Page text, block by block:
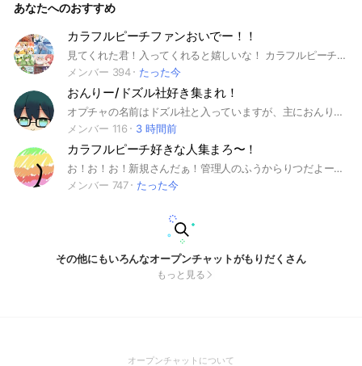
あなたへのおすすめ
カラフルピーチファンおいでー！！
見てくれた君！入ってくれると嬉しいな！ カラフルピーチ好きな人誰でもおいでー！カラピチの話や雑談、色々な話しよー！ みんなで仲良く話そ！ （雑談多い、ライト多い、即抜け・無言で抜ける×） 入ったらまず大事なノートを見てね！
メンバー 394
たった今
おんりー/ドズル社好き集まれ！
オプチャの名前はドズル社と入っていますが、主におんりーちゃん好きの方が入っています。もちろんドズル社好きの方も大歓迎です！ ドズル社に所属しているおんりーちゃんについて語るグループです！ もっともっと好きになりたい方 よろしく！ 入ったらルール確認をお願いします 新規の人も大歓迎です！ みんなで楽しもー #おんりー
メンバー 116
3 時間前
カラフルピーチ好きな人集まろ〜！
お！お！お！新規さんだぁ！管理人のふうからりつだよー！ ここではカラフルピーチファンが雑談したり、カラフルピーチについて話したりするところです！！ まずルール！ まず，入ってきてすぐの宣伝は禁止です 入ってから1週間は宣伝禁止です 即抜け…✘ 無言抜け…✘ アンチ…✘ 荒らし…✘ 画像…3〜4枚はOK！、量が多い場合はノートへ！ 宣伝…✘(宣伝ノートにならOK！) 動画…✘ 悪口…✘ 虐め…✘ ボイスメッセージ... ✘ このくらいかな？？ 中で待ってるよっ！ #からぴち#カラフルピーチ#じゃぱぱ#のあ#たっつん#えと#るな#もふ#どぬく#ひろ#うり#なおきり#ゆあん#シヴァ
メンバー 747
たった今
その他にもいろんなオープンチャットがもりだくさん
もっと見る
オープンチャットについて